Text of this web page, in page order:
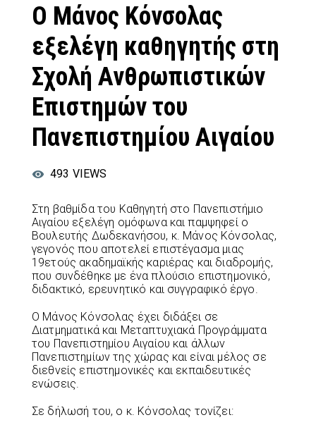
Ο Μάνος Κόνσολας
εξελέγη καθηγητής στη
Σχολή Ανθρωπιστικών
Επιστημών του
Πανεπιστημίου Αιγαίου
493 VIEWS
Στη βαθμίδα του Καθηγητή στο Πανεπιστήμιο
Αιγαίου εξελέγη ομόφωνα και παμψηφεί ο
Βουλευτής Δωδεκανήσου, κ. Μάνος Κόνσολας,
γεγονός που αποτελεί επιστέγασμα μιας
19ετούς ακαδημαϊκής καριέρας και διαδρομής,
που συνδέθηκε με ένα πλούσιο επιστημονικό,
διδακτικό, ερευνητικό και συγγραφικό έργο.
Ο Μάνος Κόνσολας έχει διδάξει σε
Διατμηματικά και Μεταπτυχιακά Προγράμματα
του Πανεπιστημίου Αιγαίου και άλλων
Πανεπιστημίων της χώρας και είναι μέλος σε
διεθνείς επιστημονικές και εκπαιδευτικές
ενώσεις.
Σε δήλωσή του, ο κ. Κόνσολας τονίζει: